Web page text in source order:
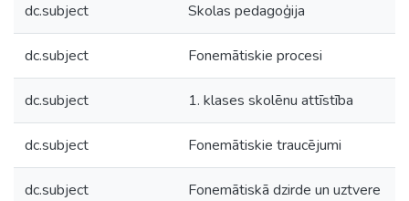
dc.subject Skolas pedagoģija
dc.subject Fonemātiskie procesi
dc.subject 1. klases skolēnu attīstība
dc.subject Fonemātiskie traucējumi
dc.subject Fonemātiskā dzirde un uztvere